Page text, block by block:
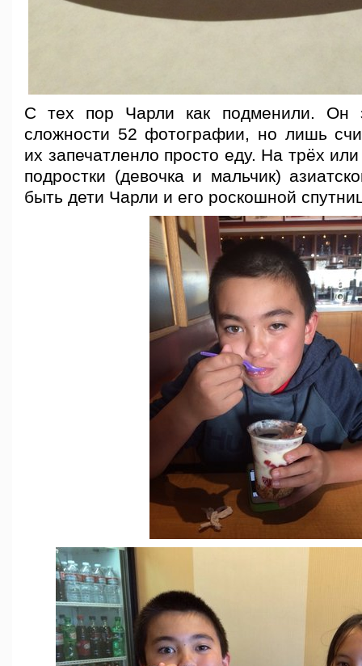
С тех пор Чарли как подменили. Он
сложности 52 фотографии, но лишь
их запечатленло просто еду. На трёх
подростки (девочка и мальчик)
быть дети Чарли и его роскошной